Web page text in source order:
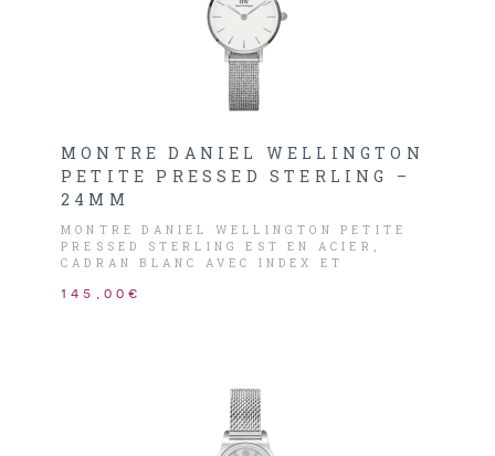
MONTRE DANIEL WELLINGTON
PETITE PRESSED STERLING –
24MM
MONTRE DANIEL WELLINGTON PETITE
PRESSED STERLING EST EN ACIER,
CADRAN BLANC AVEC INDEX ET
145,00€